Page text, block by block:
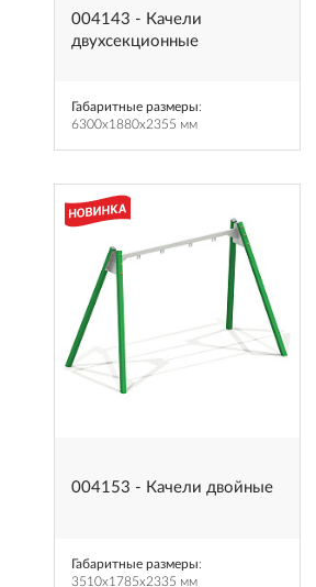
004143 - Качели
двухсекционные
Габаритные размеры:
6300x1880x2355 мм
004153 - Качели двойные
Габаритные размеры:
3510x1785x2335 мм